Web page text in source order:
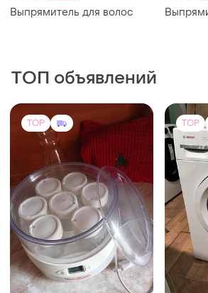
Выпрямитель для волос
ТОП объявлений
TOP TOP